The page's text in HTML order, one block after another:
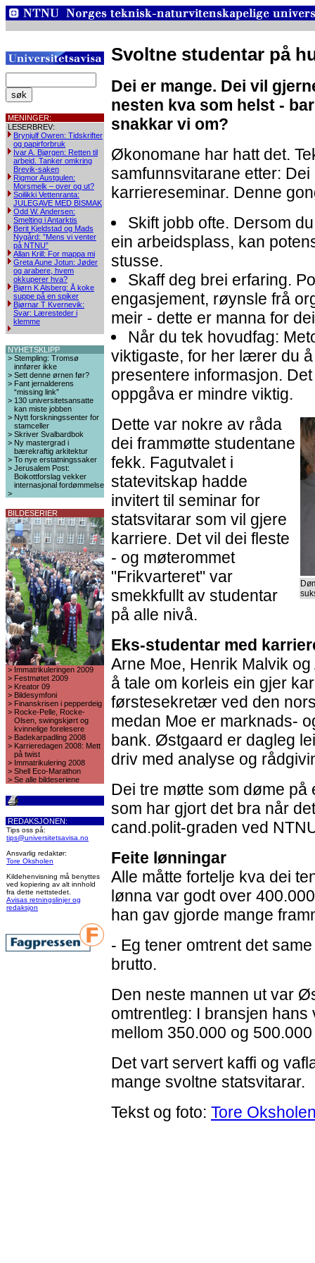
MENINGER:
LESERBREV:
Brynjulf Owren: Tidskrifter
og papirforbruk
Ivar A. Bjørgen: Retten til
arbeid. Tanker omkring
Brevik-saken
Rigmor Austgulen:
Morsmelk – over og ut?
Soilikki Vettenranta:
JULEGAVE MED BISMAK
Odd W. Andersen:
Smelting i Antarktis
Berit Kjeldstad og Mads
Nygård: ”Mens vi venter
på NTNU”
Allan Krill: For mappa mi
Greta Aune Jotun: Jøder
og arabere, hvem
okkuperer hva?
Bjørn K Alsberg: Å koke
suppe på en spiker
Bjørnar T Kvernevik:
Svar: Læresteder i
klemme
NYHETSKLIPP
> Stempling: Tromsø
innfører ikke
> Sett denne ørnen før?
> Fant jernalderens
“missing link”
> 130 universitetsansatte
kan miste jobben
> Nytt forskningssenter for
stamceller
> Skriver Svalbardbok
> Ny mastergrad i
bærekraftig arkitektur
> To nye erstatningssaker
> Jerusalem Post:
Boikottforslag vekker
internasjonal fordømmelse
>
BILDESERIER
> Immatrikuleringen 2009
> Festmøtet 2009
> Kreator 09
> Bildesymfoni
> Finanskrisen i pepperdeig
> Rocke-Pelle, Rocke-
Olsen, swingskjørt og
kvinnelige forelesere
> Badekarpadling 2008
> Karrieredagen 2008: Mett
på twist
> Immatrikulering 2008
> Shell Eco-Marathon
> Se alle bildeseriene
REDAKSJONEN:
Tips oss på:
tips@universitetsavisa.no
Ansvarlig redaktør:
Tore Oksholen
Kildehenvisning må benyttes
ved kopiering av alt innhold
fra dette nettstedet.
Avisas retningslinjer og
redaksjon
Svoltne studentar på
Dei er mange. Dei vil
nesten kva som helst -
snakkar vi om?
Økonomane har hatt det.
samfunnsvitarane etter:
karriereseminar. Denne
Skift jobb ofte. Dersom
ein arbeidsplass, kan
stusse.
Skaff deg brei erfaring.
engasjement, røynsle frå
meir - dette er manna for
Når du tek hovudfag:
viktigaste, for her lærer du
presentere informasjon.
oppgåva er mindre viktig.
Dette var nokre av råda
dei frammøtte studentane
fekk. Fagutvalet i
statevitskap hadde
invitert til seminar for
statsvitarar som vil gjere
karriere. Det vil dei fleste
- og møterommet
"Frikvarteret" var
smekkfullt av studentar
på alle nivå.
Eks-studentar med
Arne Moe, Henrik Malvik
å tale om korleis ein gjer
førstesekretær ved den
medan Moe er marknads-
bank. Østgaard er dagleg
driv med analyse og
Dei tre møtte som døme
som har gjort det bra når
cand.polit-graden ved
Feite lønningar
Alle måtte fortelje kva dei
lønna var godt over
han gav gjorde mange
- Eg tener omtrent det
brutto.
Den neste mannen ut var
omtrentleg: I bransjen hans
mellom 350.000 og
Det vart servert kaffi og
mange svoltne statsvitarar.
Tekst og foto: Tore